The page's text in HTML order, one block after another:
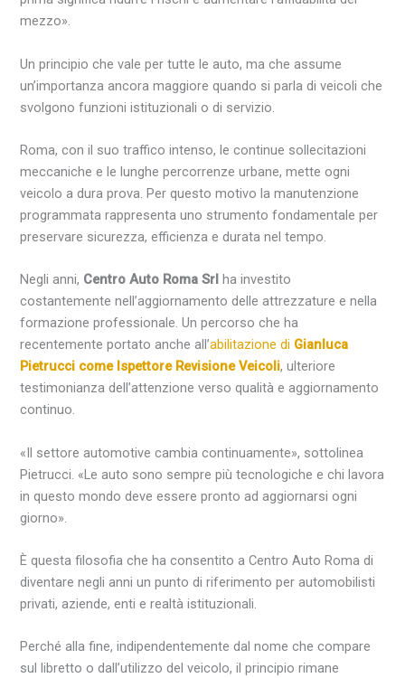
mezzo».
Un principio che vale per tutte le auto, ma che assume
un’importanza ancora maggiore quando si parla di veicoli che
svolgono funzioni istituzionali o di servizio.
Roma, con il suo traffico intenso, le continue sollecitazioni
meccaniche e le lunghe percorrenze urbane, mette ogni
veicolo a dura prova. Per questo motivo la manutenzione
programmata rappresenta uno strumento fondamentale per
preservare sicurezza, efficienza e durata nel tempo.
Negli anni, Centro Auto Roma Srl ha investito
costantemente nell’aggiornamento delle attrezzature e nella
formazione professionale. Un percorso che ha
recentemente portato anche all’abilitazione di Gianluca
Pietrucci come Ispettore Revisione Veicoli, ulteriore
testimonianza dell’attenzione verso qualità e aggiornamento
continuo.
«Il settore automotive cambia continuamente», sottolinea
Pietrucci. «Le auto sono sempre più tecnologiche e chi lavora
in questo mondo deve essere pronto ad aggiornarsi ogni
giorno».
È questa filosofia che ha consentito a Centro Auto Roma di
diventare negli anni un punto di riferimento per automobilisti
privati, aziende, enti e realtà istituzionali.
Perché alla fine, indipendentemente dal nome che compare
sul libretto o dall’utilizzo del veicolo, il principio rimane